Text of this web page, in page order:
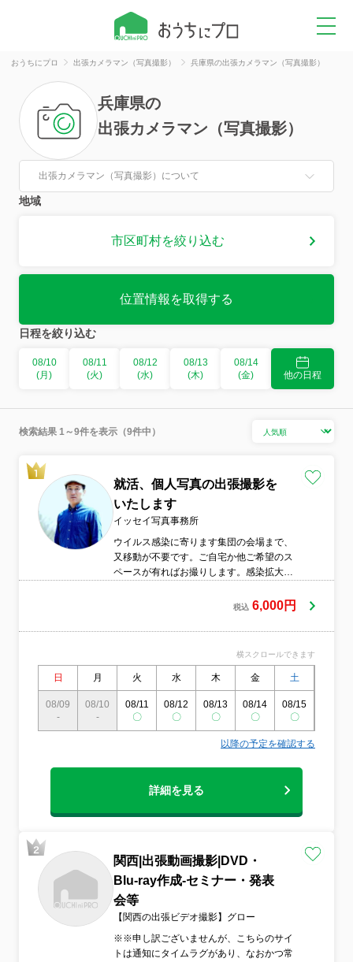
おうちにプロ 出張カメラマン（写真撮影） 兵庫県の出張カメラマン（写真撮影）
兵庫県の
出張カメラマン（写真撮影）
出張カメラマン（写真撮影）について
地域
市区町村を絞り込む
位置情報を取得する
日程を絞り込む
08/10
(月)
08/11
(火)
08/12
(水)
08/13
(木)
08/14
(金)
他の日程
検索結果 1～9件を表示（9件中）
就活、個人写真の出張撮影を
いたします
イッセイ写真事務所
ウイルス感染に寄ります集団の会場まで、
又移動が不要です。ご自宅か他ご希望のス
ペースが有ればお撮りします。感染拡大防
税込 6,000円
横スクロールできます
日 月 火 水 木 金 土
08/09
-
08/10
-
08/11
〇
08/12
〇
08/13
〇
08/14
〇
08/15
〇
以降の予定を確認する
詳細を見る
関西|出張動画撮影|DVD・
Blu-ray作成-セミナー・発表
会等
【関西の出張ビデオ撮影】グロー
※※申し訳ございませんが、こちらのサイ
トは通知にタイムラグがあり、なおかつ常